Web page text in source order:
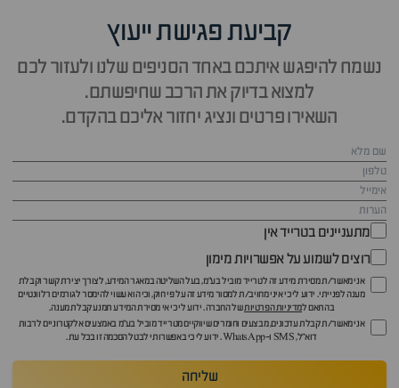
קביעת פגישת ייעוץ
נשמח להיפגש איתכם באחד הסניפים שלנו ולעזור לכם
למצוא בדיוק את הרכב שחיפשתם.
השאירו פרטים ונציג יחזור אליכם בהקדם.
מתעניינים בטרייד אין
רוצים לשמוע על אפשרויות מימון
אני מאשר/ת מסירת מידע זה לטרייד מוביל בע"מ, בעל השליטה במאגר המידע, לצורך יצירת קשר וקבלת
מענה לפנייתי. ידוע לי כי איני מחויב/ת למסור מידע זה על פי חוק, וכי הוא עשוי להימסר לגורמים רלוונטיים
בהתאם למדיניות הפרטיותשל החברה. ידוע לי כי אי מסירת המידע תמנע קבלת מענה.
אני מאשר/ת קבלת עדכונים, מבצעים וחומרים שיווקיים מטרייד מוביל בע"מ באמצעים אלקטרוניים לרבות
דוא״ל, SMS ו-WhatsApp. ידוע לי כי באפשרותי לבטל הסכמה זו בכל עת.
שליחה